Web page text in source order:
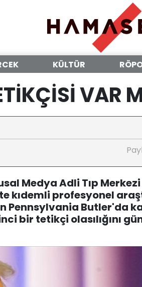
KÜLTÜR
VAR
Medya Adli Tıp
kıdemli profesyonel
Pennsylvania Butler'da
bir tetikçi olasılığını